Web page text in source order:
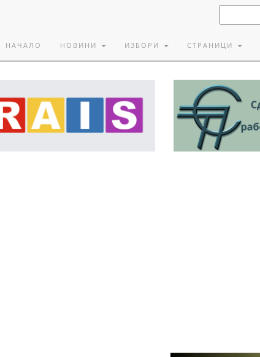
НАЧАЛО НОВИНИ ИЗБОРИ СТРАНИЦИ